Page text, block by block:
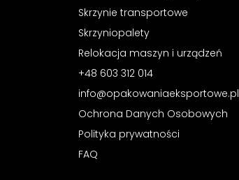
Skrzynie transportowe
Skrzyniopalety
Relokacja maszyn i urządzeń
+48 603 312 014
info@opakowaniaeksportowe.pl
Ochrona Danych Osobowych
Polityka prywatności
FAQ